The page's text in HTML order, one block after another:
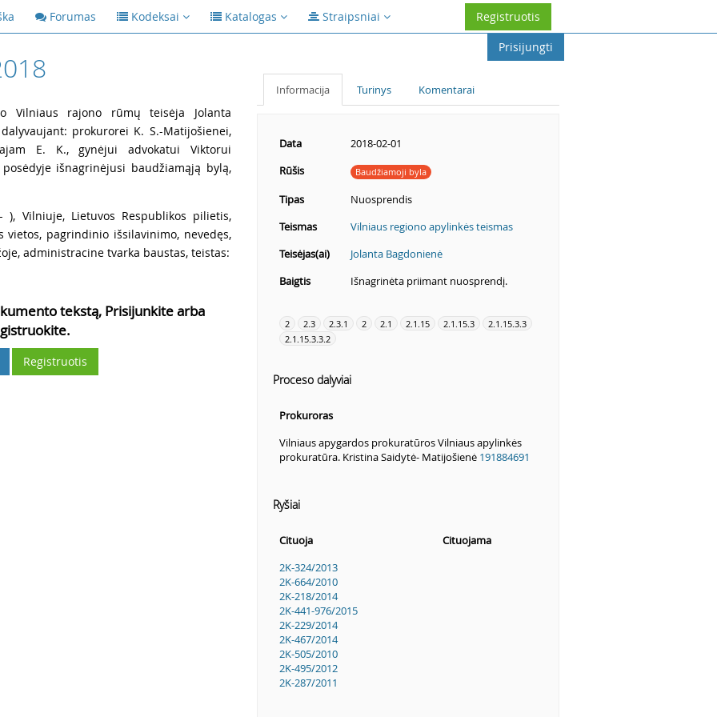
Forumas Kodeksai Katalogas Straipsniai
Registruotis
Prisijungti
Vilniaus rajono rūmų teisėja Jolanta
prokurorei K. S.-Matijošienei,
E. K., gynėjui advokatui Viktorui
išnagrinėjusi baudžiamąją bylą,
Vilniuje, Lietuvos Respublikos pilietis,
pagrindinio išsilavinimo, nevedęs,
administracine tvarka baustas, teistas:
tekstą, Prisijunkite arba
Registruotis
Informacija Turinys Komentarai
Data
2018-02-01
Rūšis
Baudžiamoji byla
Tipas
Nuosprendis
Teismas
Vilniaus regiono apylinkės teismas
Teisėjas(ai)
Jolanta Bagdonienė
Baigtis
Išnagrinėta priimant nuosprendį.
2 2.3 2.3.1 2 2.1 2.1.15 2.1.15.3
2.1.15.3.3
2.1.15.3.3.2
Proceso dalyviai
Prokuroras
Vilniaus apygardos prokuratūros Vilniaus apylinkės
prokuratūra. Kristina Saidytė- Matijošienė 191884691
Ryšiai
Cituoja
Cituojama
2K-324/2013
2K-664/2010
2K-218/2014
2K-441-976/2015
2K-229/2014
2K-467/2014
2K-505/2010
2K-495/2012
2K-287/2011